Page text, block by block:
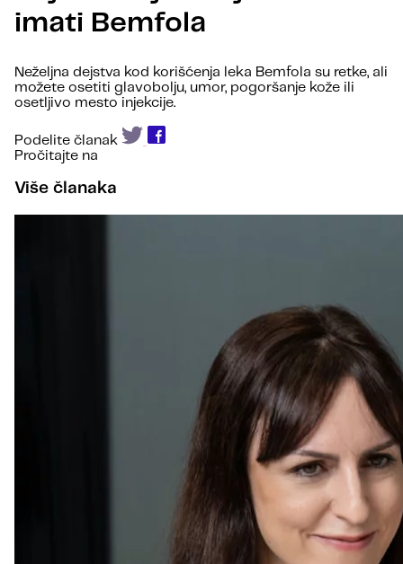
imati Bemfola
Neželjna dejstva kod korišćenja leka Bemfola su retke, ali
možete osetiti glavobolju, umor, pogoršanje kože ili
osetljivo mesto injekcije.
Podelite članak
Pročitajte na
Više članaka